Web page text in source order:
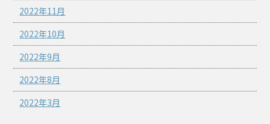
2022年11月
2022年10月
2022年9月
2022年8月
2022年3月